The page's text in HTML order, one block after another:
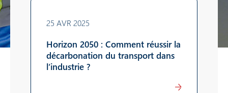
25 AVR 2025
Horizon 2050 : Comment réussir la
décarbonation du transport dans
l’industrie ?
Lire